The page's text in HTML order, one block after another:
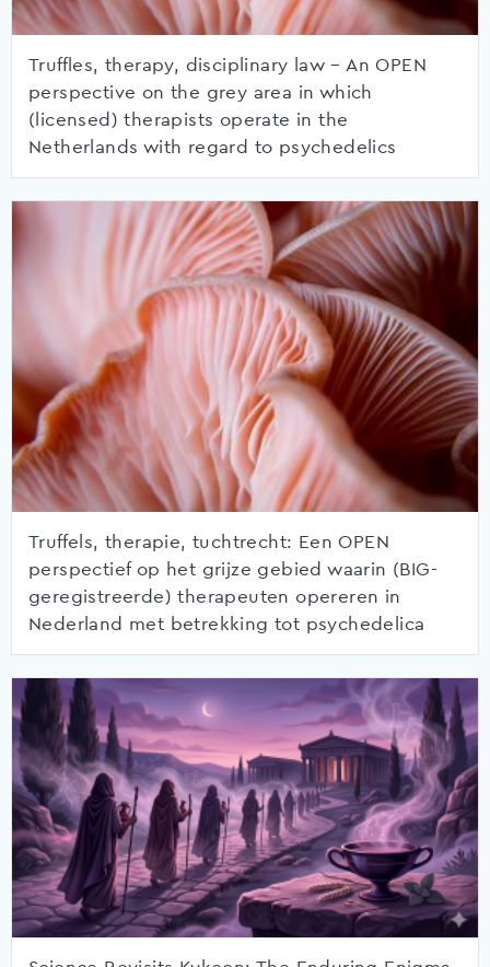
Truffles, therapy, disciplinary law – An OPEN
perspective on the grey area in which
(licensed) therapists operate in the
Netherlands with regard to psychedelics
Truffels, therapie, tuchtrecht: Een OPEN
perspectief op het grijze gebied waarin (BIG-
geregistreerde) therapeuten opereren in
Nederland met betrekking tot psychedelica